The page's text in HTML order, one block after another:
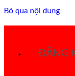
Bỏ qua nội dung
ĐĂNG